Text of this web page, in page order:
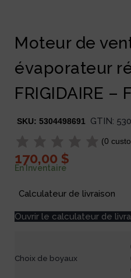
Moteur de
évaporateur
FRIGIDAIRE –
SKU: 5304498691 GTIN:
(0
170,00 $
En Inventaire
Calculateur de livraison
Ouvrir le calculateur de
Choix de boyaux